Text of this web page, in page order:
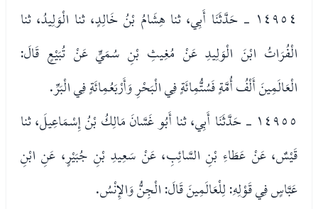
١٤٩٥٤ - حَدَّثَنَا أَبِي، ثنا هِشَامُ بْنُ خَالِدٍ، ثنا الْوَلِيدُ، ثنا
الْفُرَاتُ ابْنَ الْوَلِيدِ عَنْ مُغِيثِ بْنِ سُمَيٍّ عَنْ تُبَيْعٍ قَالَ:
الْعَالَمِينَ أَلْفُ أُمَّةٍ فَسُتُّمِائَةٍ فِي الْبَحْرِ وَأَرْبَعُمِائَةٍ فِي الْبَرِّ.
١٤٩٥٥ - حَدَّثَنَا أَبِي، ثنا أَبُو غَسَّانَ مَالِكُ بْنُ إِسْمَاعِيلَ، ثنا
قَيْسٌ، عَنْ عَطَاءِ بْنِ السَّائِبِ، عَنْ سَعِيدِ بْنِ جُبَيْرٍ، عَنِ ابْنِ
عَبَّاسٍ فِي قَوْلِهِ: لِلْعَالَمِينَ قَالَ: الْجِنُّ وَالإِنْسُ.